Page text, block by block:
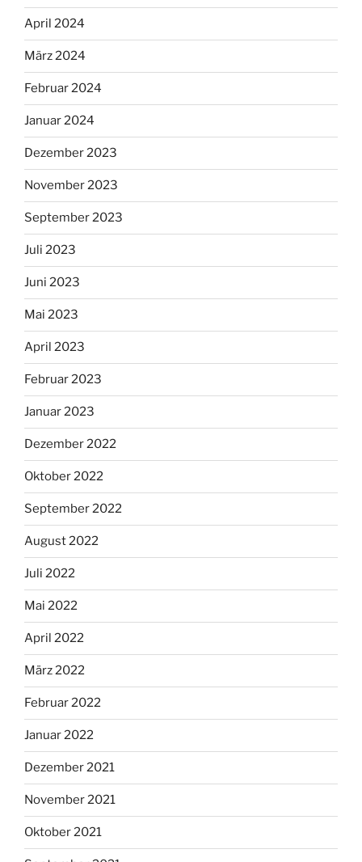
April 2024
März 2024
Februar 2024
Januar 2024
Dezember 2023
November 2023
September 2023
Juli 2023
Juni 2023
Mai 2023
April 2023
Februar 2023
Januar 2023
Dezember 2022
Oktober 2022
September 2022
August 2022
Juli 2022
Mai 2022
April 2022
März 2022
Februar 2022
Januar 2022
Dezember 2021
November 2021
Oktober 2021